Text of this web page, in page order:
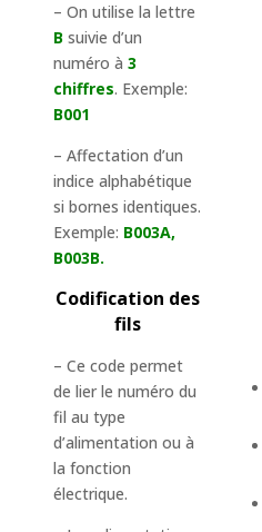
– On utilise la lettre
B suivie d’un
numéro à 3
chiffres. Exemple:
B001
– Affectation d’un
indice alphabétique
si bornes identiques.
Exemple: B003A,
B003B.
Codification des
fils
– Ce code permet
de lier le numéro du
fil au type
d’alimentation ou à
la fonction
électrique.